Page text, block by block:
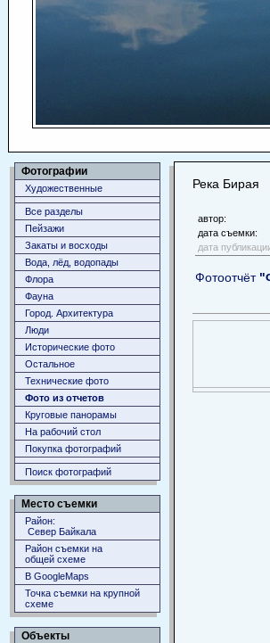
Фотографии
Художественные
Все разделы
Пейзажи
Закаты и восходы
Вода, лёд, водопады
Флора
Фауна
Город. Архитектура
Люди
Исторические фото
Остальное
Технические фото
Фото из отчетов
Круговые панорамы
На рабочий стол
Покупка фотографий
Поиск фотографий
Место съемки
Район:
Север Байкала
Район съемки на
общей схеме
В GoogleMaps
Точка съемки на крупной
схеме
Объекты
Река Бирая
автор:
дата съемки:
дата
Фотоотчёт